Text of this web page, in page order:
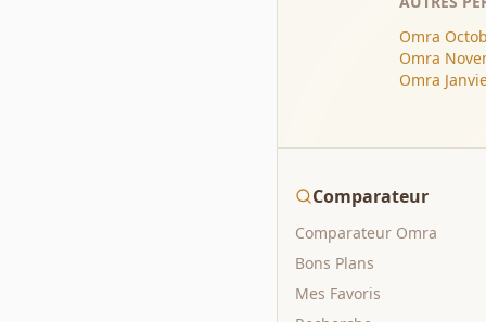
Omra
Omra
Omra
Comparateur
Comparateur Omra
Bons Plans
Mes Favoris